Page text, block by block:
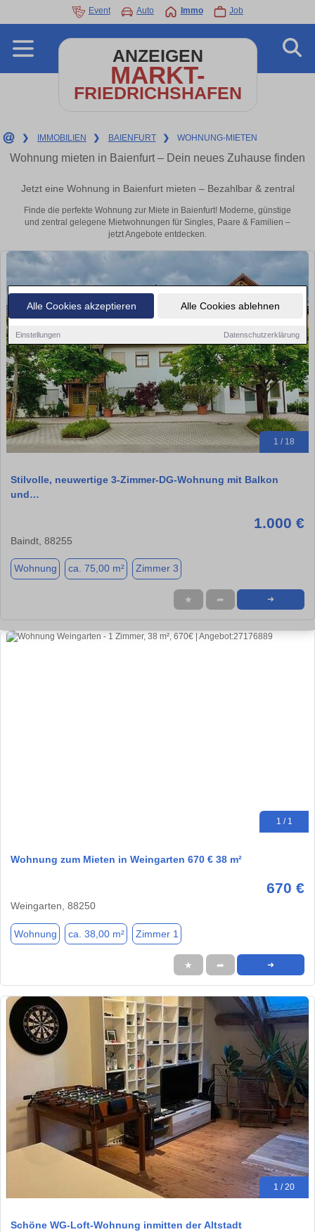
Alle Cookies akzeptieren Alle Cookies ablehnen
Einstellungen Datenschutzerklärung
Event Auto Immo Job
ANZEIGEN
MARKT-
FRIEDRICHSHAFEN
❯ IMMOBILIEN ❯ BAIENFURT ❯ WOHNUNG-MIETEN
Wohnung mieten in Baienfurt – Dein neues Zuhause finden
Jetzt eine Wohnung in Baienfurt mieten – Bezahlbar & zentral
Finde die perfekte Wohnung zur Miete in Baienfurt! Moderne, günstige
und zentral gelegene Mietwohnungen für Singles, Paare & Familien –
jetzt Angebote entdecken.
1 / 18
Stilvolle, neuwertige 3-Zimmer-DG-Wohnung mit Balkon
und…
1.000 €
Baindt, 88255
Wohnung ca. 75,00 m² Zimmer 3
★ ➦ ➜
1 / 1
Wohnung zum Mieten in Weingarten 670 € 38 m²
670 €
Weingarten, 88250
Wohnung ca. 38,00 m² Zimmer 1
★ ➦ ➜
1 / 20
Schöne WG-Loft-Wohnung inmitten der Altstadt